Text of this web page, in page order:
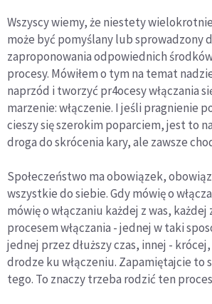
Wszyscy wiemy, że niestety
może być pomyślany lub sprowadzony
zaproponowania odpowiednich
procesy. Mówiłem o tym na temat
naprzód i tworzyć pr4ocesy włączania
marzenie: włączenie. I jeśli pragnienie
cieszy się szerokim poparciem, jest to
droga do skrócenia kary, ale zawsze
Społeczeństwo ma obowiązek,
wszystkie do siebie. Gdy mówię o
mówię o włączaniu każdej z was,
procesem włączania - jednej w taki
jednej przez dłuższy czas, innej -
drodze ku włączeniu. Zapamiętajcie to
tego. To znaczy trzeba rodzić ten